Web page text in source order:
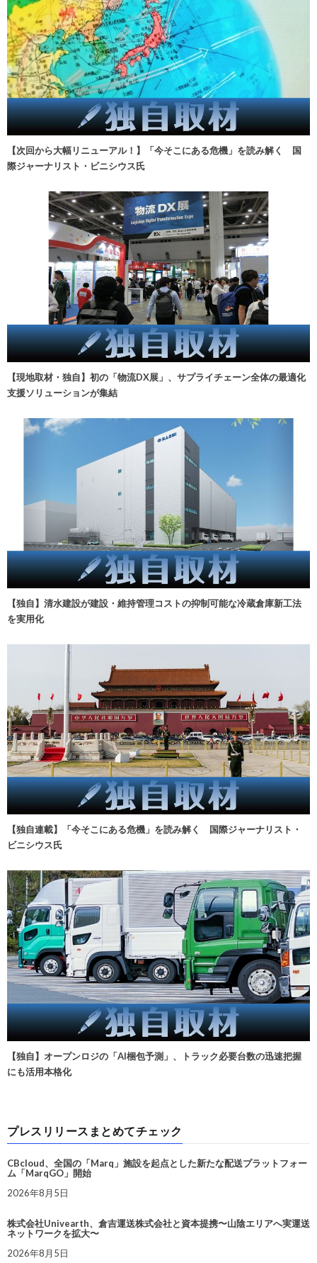
【次回から大幅リニューアル！】「今そこにある危機」を読み解く 国
際ジャーナリスト・ビニシウス氏
【現地取材・独自】初の「物流DX展」、サプライチェーン全体の最適化
支援ソリューションが集結
【独自】清水建設が建設・維持管理コストの抑制可能な冷蔵倉庫新工法
を実用化
【独自連載】「今そこにある危機」を読み解く 国際ジャーナリスト・
ビニシウス氏
【独自】オープンロジの「AI梱包予測」、トラック必要台数の迅速把握
にも活用本格化
プレスリリースまとめてチェック
CBcloud、全国の「Marq」施設を起点とした新たな配送プラットフォー
ム「MarqGO」開始
2026年8月5日
株式会社Univearth、倉吉運送株式会社と資本提携〜山陰エリアへ実運送
ネットワークを拡大〜
2026年8月5日